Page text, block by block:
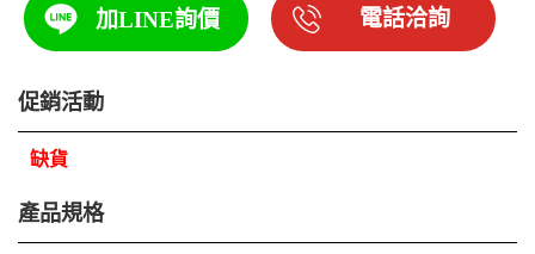
加LINE詢價 電話洽詢
促銷活動
缺貨
產品規格